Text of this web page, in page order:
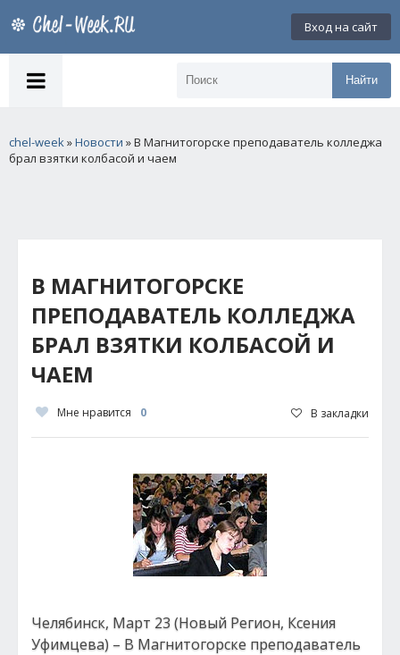
Вход на сайт
Найти
chel-week»Новости » В Магнитогорске преподаватель колледжа
брал взятки колбасой и чаем
В МАГНИТОГОРСКЕ
ПРЕПОДАВАТЕЛЬ КОЛЛЕДЖА
БРАЛ ВЗЯТКИ КОЛБАСОЙ И
ЧАЕМ
Мне нравится 0 В закладки
Челябинск, Март 23 (Новый Регион, Ксения
Уфимцева) – В Магнитогорске преподаватель